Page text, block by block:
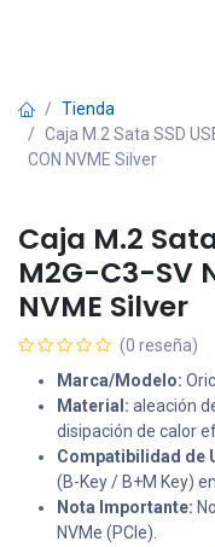
Tienda
Caja M.2 Sata SSD
CON NVME Silver
Caja M.2
M2G-C3-SV
NVME Silver
(0 reseña)
Marca/Modelo:
Material: aleación
disipación de calor
Compatibilidad de
(B-Key / B+M Key)
Nota Importante:
NVMe (PCIe).